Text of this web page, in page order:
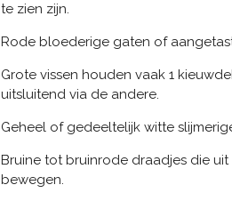
te zien zijn.
Rode bloederige gaten of
Grote vissen houden vaak 1
uitsluitend via de andere.
Geheel of gedeeltelijk witte
Bruine tot bruinrode draadjes die
bewegen.